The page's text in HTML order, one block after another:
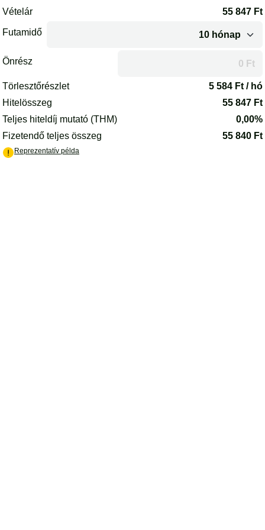
Az oldal betöltődött.
Vételár 55 847 Ft
Futamidő
Önrész
A futamidő vagy az önrész módosítása után az oldal
Törlesztőrészlet 5 584 Ft / hó
Hitelösszeg
55 847 Ft
Teljes hiteldíj mutató (THM)
0,00%
Fizetendő teljes összeg
55 840 Ft
Reprezentatív példa